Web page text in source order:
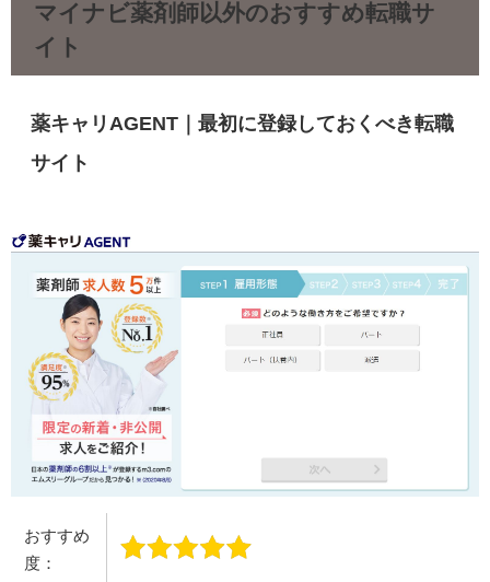
マイナビ薬剤師以外のおすすめ転職サ
イト
薬キャリAGENT｜最初に登録しておくべき転職
サイト
おすすめ
度：